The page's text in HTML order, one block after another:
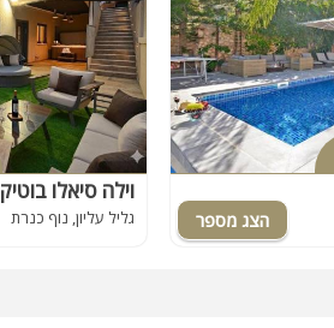
וילה סיאלו בוטיק
גליל עליון, נוף כנרת